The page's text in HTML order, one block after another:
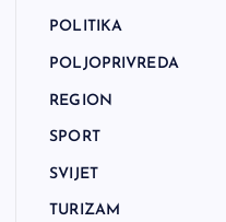
POLITIKA
POLJOPRIVREDA
REGION
SPORT
SVIJET
TURIZAM